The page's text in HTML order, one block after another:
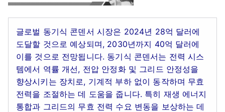
글로벌 동기식 콘덴서 시장은 2024년 28억 달러에
도달할 것으로 예상되며, 2030년까지 40억 달러에
이를 것으로 전망됩니다. 동기식 콘덴서는 전력 시스
템에서 역률 개선, 전압 안정화 및 그리드 안정성을
향상시키는 장치로, 기계적 부하 없이 동작하며 무효
전력을 조절하는 데 도움을 줍니다. 특히 재생 에너지
통합과 그리드의 무효 전력 수요 변동을 보상하는 데